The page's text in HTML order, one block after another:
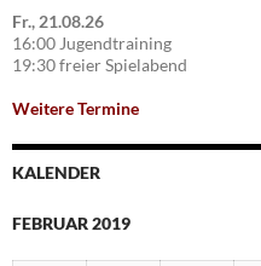
Fr., 21.08.26
16:00 Jugendtraining
19:30 freier Spielabend
Weitere Termine
KALENDER
FEBRUAR 2019